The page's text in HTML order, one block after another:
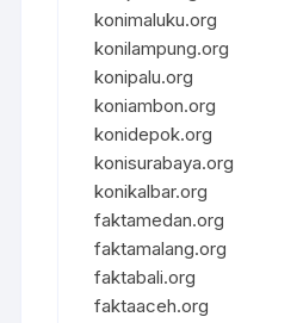
konimaluku.org
konilampung.org
konipalu.org
koniambon.org
konidepok.org
konisurabaya.org
konikalbar.org
faktamedan.org
faktamalang.org
faktabali.org
faktaaceh.org